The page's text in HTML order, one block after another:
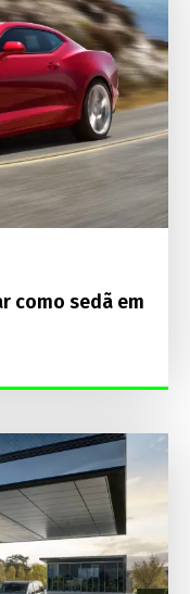
como sedã em